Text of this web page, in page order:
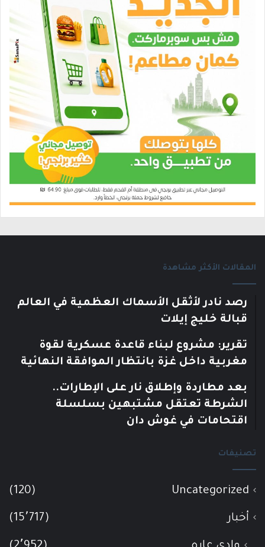
المقالات الأكثر مشاهدة
رصد نادر لأثقل الأسماك العظمية في العالم
قبالة خليج إيلات
تقرير: مشروع لبناء قاعدة عسكرية لقوة
مغربية داخل غزة بانتظار الموافقة النهائية
بعد مطاردة وإطلاق نار على الإطارات..
الشرطة تعتقل مشتبهين بسلسلة
اقتحامات في غوش دان
تصنيفات
Uncategorized
(120)
أخبار (15٬717)